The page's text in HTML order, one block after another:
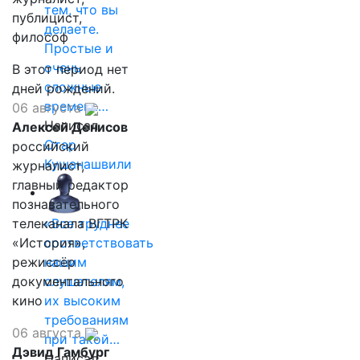
тем, что вы
делаете.
Простые и
очень
сложные
времена…
Написал
Отар
Кушанашвили
«Все труднее
соответствовать
нашим
слушателям,
их высоким
требованиям
при такой…
публицист,
философ
В этот период нет
дней рождений.
06 августа
Алексей Денисов
российский
журналист,
главный редактор
познавательного
телеканала ВГТРК
«История»,
режиссёр
документального
кино
06 августа
Дэвид Гамбург